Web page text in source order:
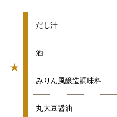
★
グループ
★
だし汁
★
酒
★
みりん風醸造調味料
★
丸大豆醤油